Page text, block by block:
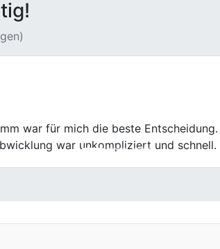
Unfallwagen zum
mich von meinem alten Auto